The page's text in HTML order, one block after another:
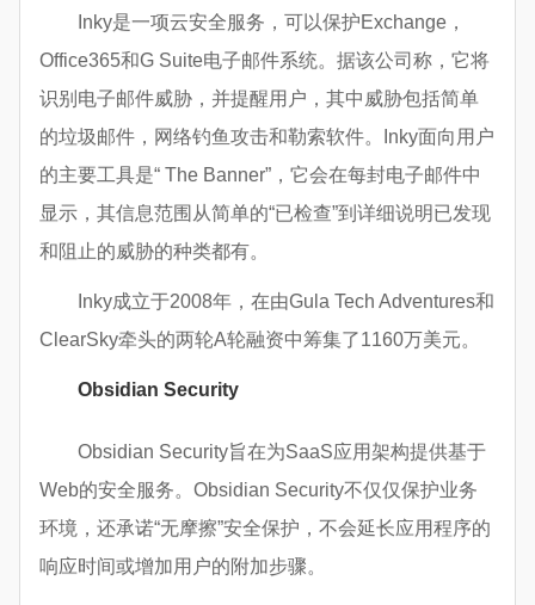
Inky是一项云安全服务，可以保护Exchange，
Office365和G Suite电子邮件系统。据该公司称，它将
识别电子邮件威胁，并提醒用户，其中威胁包括简单
的垃圾邮件，网络钓鱼攻击和勒索软件。Inky面向用户
的主要工具是“ The Banner”，它会在每封电子邮件中
显示，其信息范围从简单的“已检查”到详细说明已发现
和阻止的威胁的种类都有。
Inky成立于2008年，在由Gula Tech Adventures和
ClearSky牵头的两轮A轮融资中筹集了1160万美元。
Obsidian Security
Obsidian Security旨在为SaaS应用架构提供基于
Web的安全服务。Obsidian Security不仅仅保护业务
环境，还承诺“无摩擦”安全保护，不会延长应用程序的
响应时间或增加用户的附加步骤。